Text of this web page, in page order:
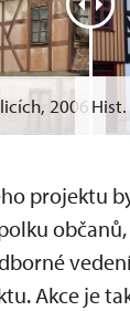
2006
projektu
Akce je